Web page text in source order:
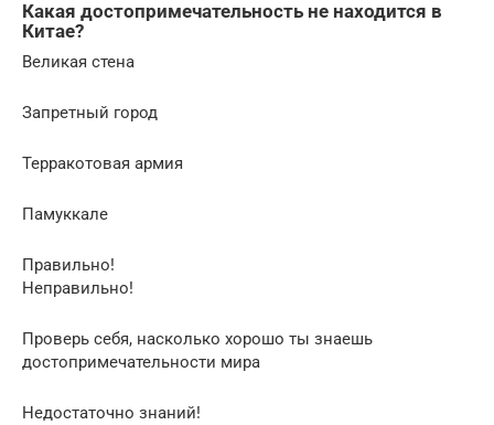
Какая достопримечательность не находится в
Китае?
Великая стена
Запретный город
Терракотовая армия
Памуккале
Правильно!
Неправильно!
Проверь себя, насколько хорошо ты знаешь
достопримечательности мира
Недостаточно знаний!